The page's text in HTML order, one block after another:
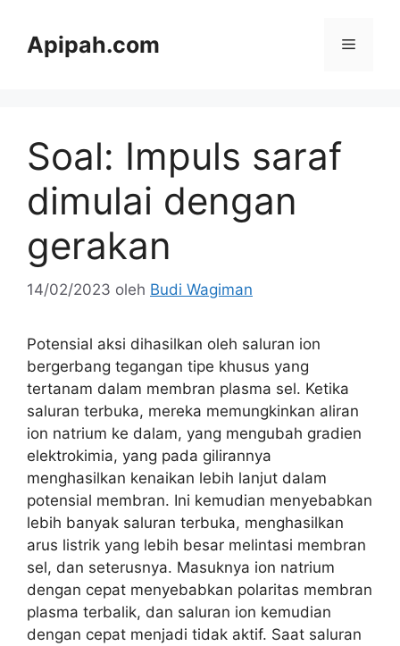
Apipah.com Menu
Soal: Impuls saraf
dimulai dengan
gerakan
14/02/2023 oleh Budi Wagiman
Potensial aksi dihasilkan oleh saluran ion
bergerbang tegangan tipe khusus yang
tertanam dalam membran plasma sel. Ketika
saluran terbuka, mereka memungkinkan aliran
ion natrium ke dalam, yang mengubah gradien
elektrokimia, yang pada gilirannya
menghasilkan kenaikan lebih lanjut dalam
potensial membran. Ini kemudian menyebabkan
lebih banyak saluran terbuka, menghasilkan
arus listrik yang lebih besar melintasi membran
sel, dan seterusnya. Masuknya ion natrium
dengan cepat menyebabkan polaritas membran
plasma terbalik, dan saluran ion kemudian
dengan cepat menjadi tidak aktif. Saat saluran